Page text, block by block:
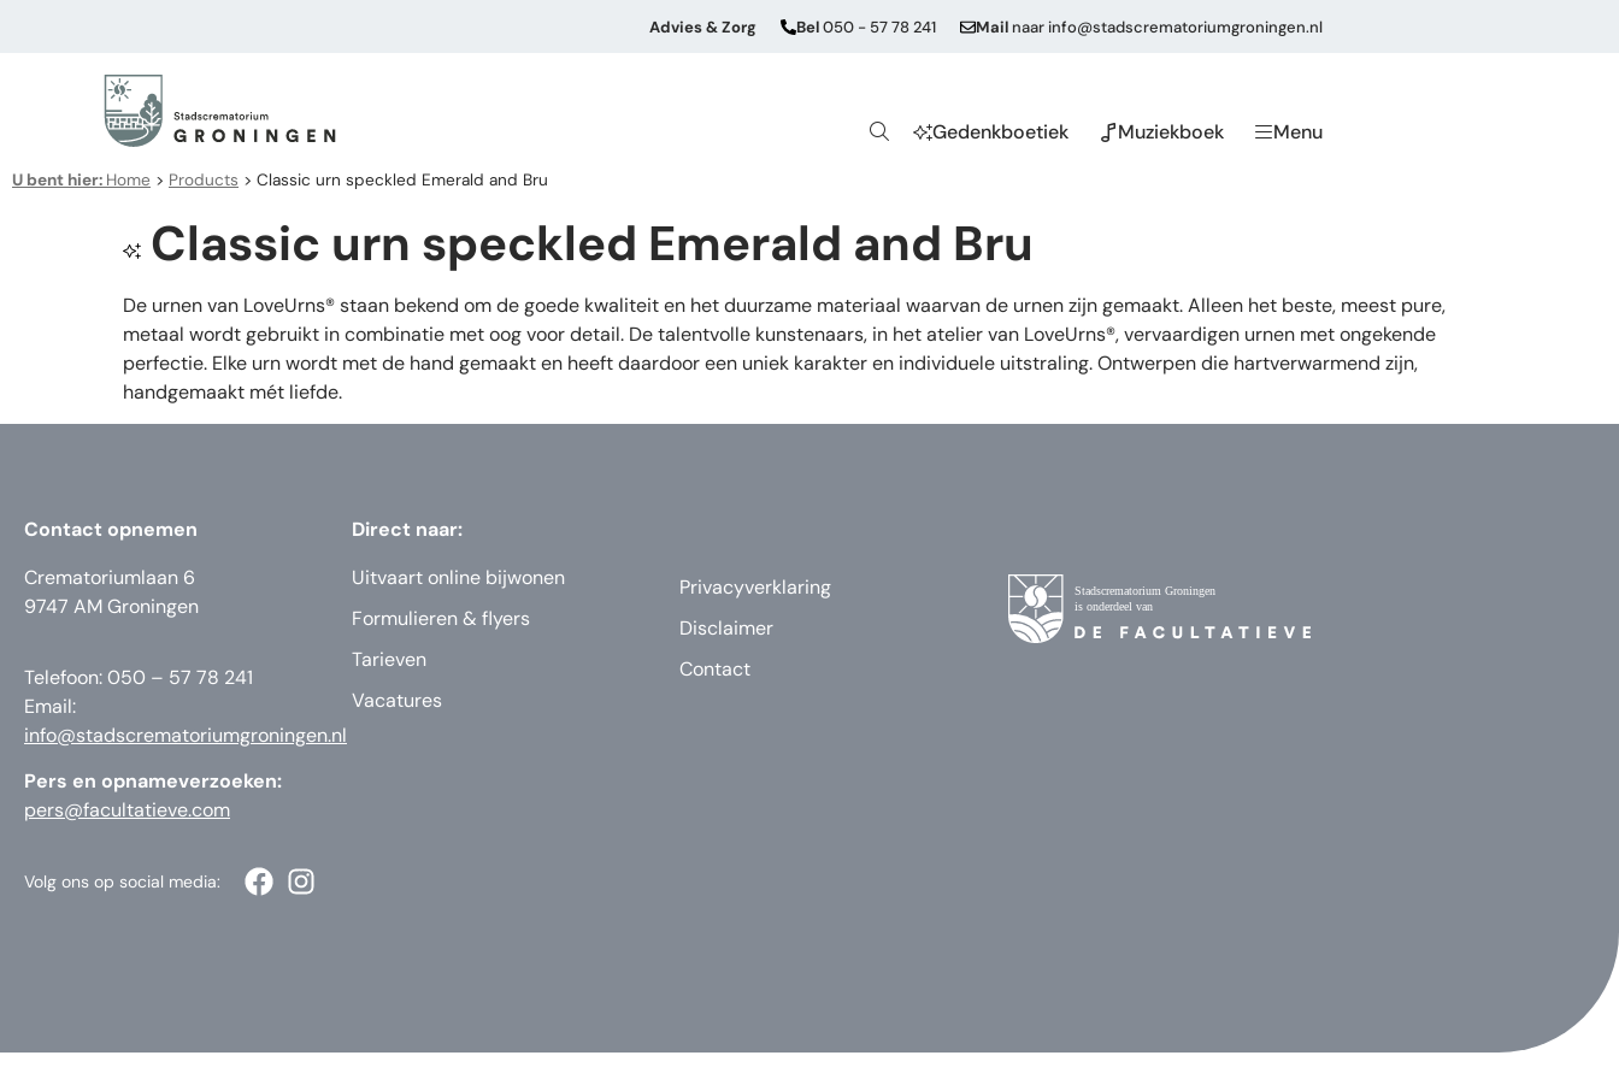
Advies & Zorg Bel050 - 57 78 241 Mail naarinfo@stadscrematoriumgroningen.nl
Gedenkboetiek Muziekboek Menu
U bent hier: Home > Products > Classic urn speckled Emerald and Bru
Classic urn speckled Emerald and Bru
De urnen van LoveUrns® staan bekend om de goede kwaliteit en het duurzame materiaal waarvan de urnen zijn gemaakt. Alleen het beste, meest pure,
metaal wordt gebruikt in combinatie met oog voor detail. De talentvolle kunstenaars, in het atelier van LoveUrns®, vervaardigen urnen met ongekende
perfectie. Elke urn wordt met de hand gemaakt en heeft daardoor een uniek karakter en individuele uitstraling. Ontwerpen die hartverwarmend zijn,
handgemaakt mét liefde.
Contact opnemen
Crematoriumlaan 6
9747 AM Groningen
Telefoon: 050 – 57 78 241
Email:
info@stadscrematoriumgroningen.nl
Pers en opnameverzoeken:
pers@facultatieve.com
Direct naar:
Uitvaart online bijwonen
Formulieren & flyers
Tarieven
Vacatures
Privacyverklaring
Disclaimer
Contact
Volg ons op social media: